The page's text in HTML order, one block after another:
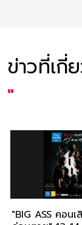
ข่าวที่เกี่
"
"BIG ASS คอน